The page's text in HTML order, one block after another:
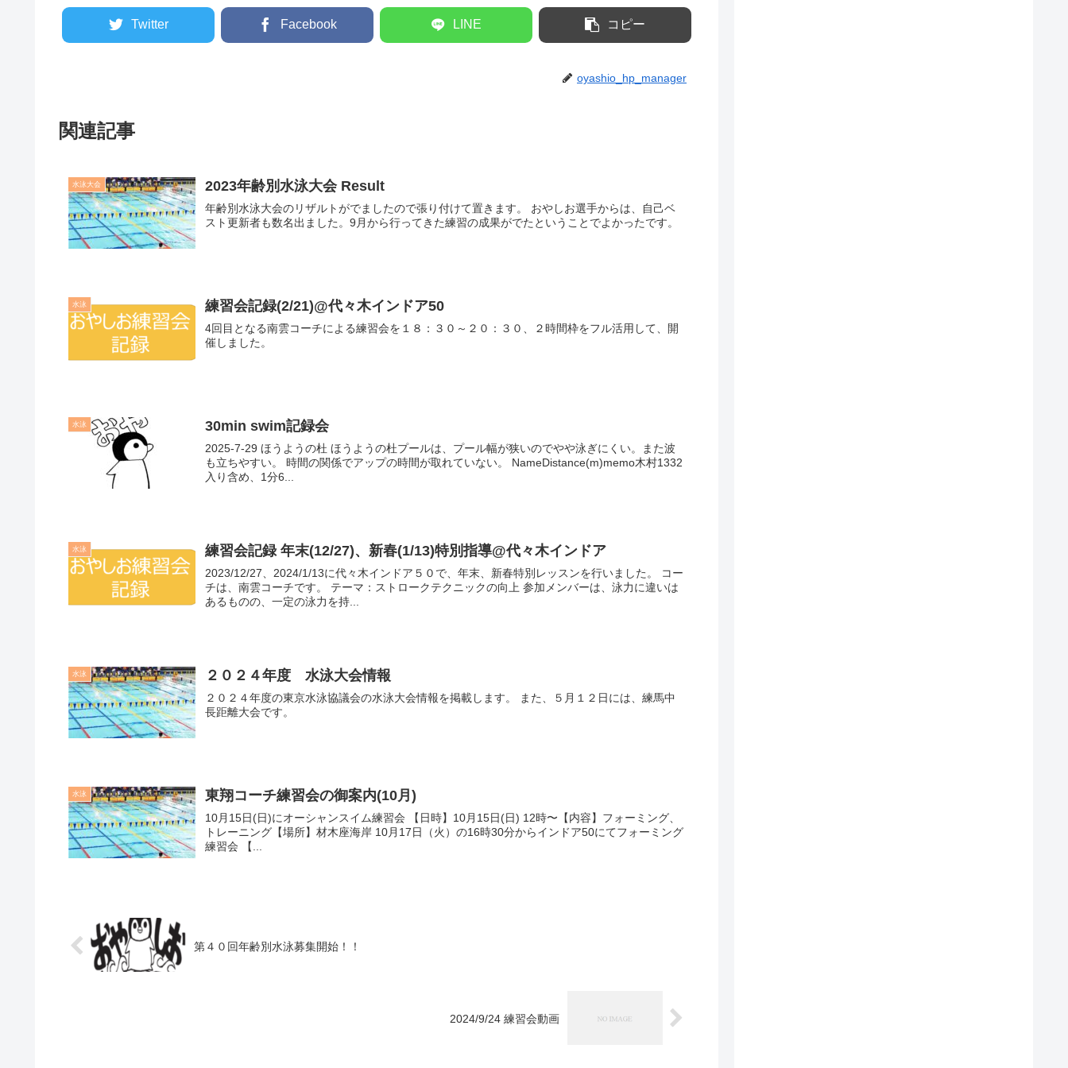
Twitter Facebook LINE コピー
oyashio_hp_manager
関連記事
水泳大会 2023年齢別水泳大会 Result
年齢別水泳大会のリザルトがでましたので張り付けて置きます。 おやしお選手からは、自己ベ
スト更新者も数名出ました。9月から行ってきた練習の成果がでたということでよかったです。
水泳 練習会記録(2/21)@代々木インドア50
4回目となる南雲コーチによる練習会を１８：３０～２０：３０、２時間枠をフル活用して、開
催しました。
水泳 30min swim記録会
2025-7-29 ほうようの杜 ほうようの杜プールは、プール幅が狭いのでやや泳ぎにくい。また波
も立ちやすい。 時間の関係でアップの時間が取れていない。 NameDistance(m)memo木村1332
入り含め、1分6...
水泳 練習会記録 年末(12/27)、新春(1/13)特別指導@代々木インドア
2023/12/27、2024/1/13に代々木インドア５０で、年末、新春特別レッスンを行いました。 コー
チは、南雲コーチです。 テーマ：ストロークテクニックの向上 参加メンバーは、泳力に違いは
あるものの、一定の泳力を持...
水泳 ２０２４年度 水泳大会情報
２０２４年度の東京水泳協議会の水泳大会情報を掲載します。 また、５月１２日には、練馬中
長距離大会です。
水泳 東翔コーチ練習会の御案内(10月)
10月15日(日)にオーシャンスイム練習会 【日時】10月15日(日) 12時〜【内容】フォーミング、
トレーニング【場所】材木座海岸 10月17日（火）の16時30分からインドア50にてフォーミング
練習会 【...
第４０回年齢別水泳募集開始！！
2024/9/24 練習会動画